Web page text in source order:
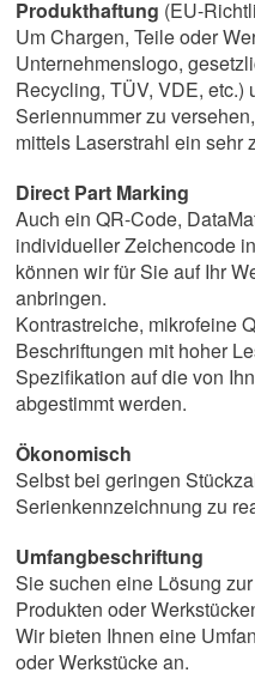
Produkthaftung (EU-
Um Chargen, Teile oder
Unternehmenslogo,
Recycling, TÜV, VDE, etc.)
Seriennummer zu
mittels Laserstrahl ein sehr
Direct Part Marking
Auch ein QR-Code,
individueller Zeichencode
können wir für Sie auf Ihr
anbringen.
Kontrastreiche, mikrofeine
Beschriftun­gen mit hoher
Spezi­fikation auf die von
abgestimmt werden.
Ökonomisch
Selbst bei geringen
Serienkennzeichnung zu
Umfangbeschriftung
Sie suchen eine Lösung
Produkten oder
Wir bieten Ihnen eine
oder Werkstücke an.